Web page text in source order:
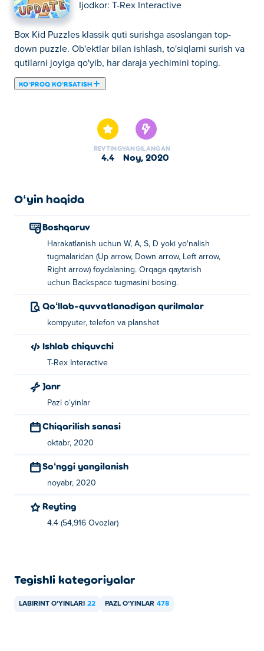
Ijodkor: T-Rex Interactive
Box Kid Puzzles klassik quti surishga asoslangan top-
down puzzle. Ob'ektlar bilan ishlash, to'siqlarni surish va
qutilarni joyiga qo'yib, har daraja yechimini toping.
KOʻPROQ KOʻRSATISH
REYTING
4.4
YANGILANGAN
noy, 2020
Oʻyin haqida
Boshqaruv
Harakatlanish uchun W, A, S, D yoki yo'nalish
tugmalaridan (Up arrow, Down arrow, Left arrow,
Right arrow) foydalaning. Orqaga qaytarish
uchun Backspace tugmasini bosing.
Qoʻllab-quvvatlanadigan qurilmalar
kompyuter, telefon va planshet
Ishlab chiquvchi
T-Rex Interactive
Janr
Pazl oʻyinlar
Chiqarilish sanasi
oktabr, 2020
Soʻnggi yangilanish
noyabr, 2020
Reyting
4.4 (54,916 Ovozlar)
Tegishli kategoriyalar
LABIRINT OʻYINLARI 22 PAZL OʻYINLAR 478